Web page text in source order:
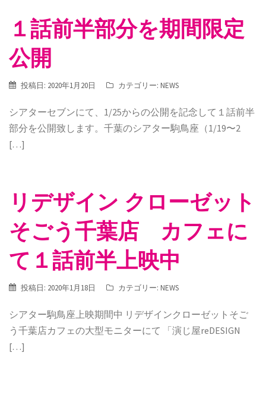
１話前半部分を期間限定
公開
投稿日: 2020年1月20日 カテゴリー: NEWS
シアターセブンにて、1/25からの公開を記念して１話前半
部分を公開致します。千葉のシアター駒鳥座（1/19〜2
[…]
リデザイン クローゼット
そごう千葉店 カフェに
て１話前半上映中
投稿日: 2020年1月18日 カテゴリー: NEWS
シアター駒鳥座上映期間中 リデザインクローゼットそご
う千葉店カフェの大型モニターにて 「演じ屋reDESIGN
[…]